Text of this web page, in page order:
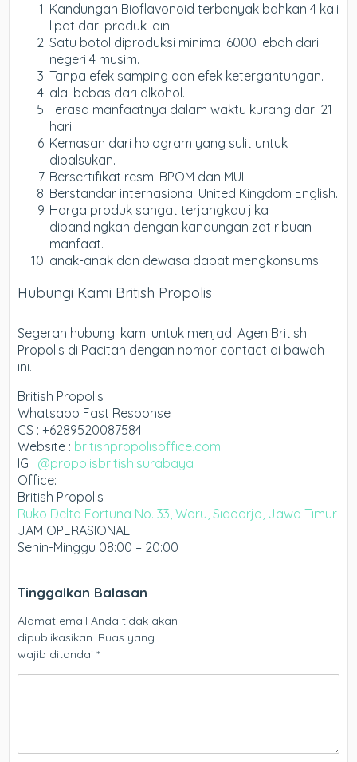
Kandungan Bioflavonoid terbanyak bahkan 4 kali
lipat dari produk lain.
Satu botol diproduksi minimal 6000 lebah dari
negeri 4 musim.
Tanpa efek samping dan efek ketergantungan.
alal bebas dari alkohol.
Terasa manfaatnya dalam waktu kurang dari 21
hari.
Kemasan dari hologram yang sulit untuk
dipalsukan.
Bersertifikat resmi BPOM dan MUI.
Berstandar internasional United Kingdom English.
Harga produk sangat terjangkau jika
dibandingkan dengan kandungan zat ribuan
manfaat.
anak-anak dan dewasa dapat mengkonsumsi
Hubungi Kami British Propolis
Segerah hubungi kami untuk menjadi Agen British
Propolis di Pacitan dengan nomor contact di bawah
ini.
British Propolis
Whatsapp Fast Response :
CS : +6289520087584
Website : britishpropolisoffice.com
IG : @propolisbritish.surabaya
Office:
British Propolis
Ruko Delta Fortuna No. 33, Waru, Sidoarjo, Jawa Timur
JAM OPERASIONAL
Senin-Minggu 08:00 – 20:00
Tinggalkan Balasan
Alamat email Anda tidak akan
dipublikasikan. Ruas yang
wajib ditandai*